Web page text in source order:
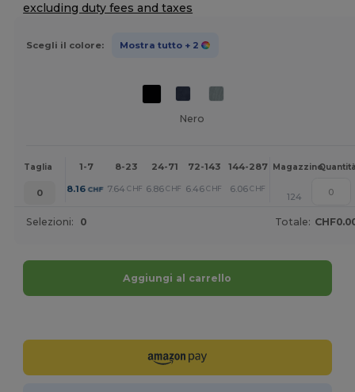
excluding duty fees and taxes
Scegli il colore: Mostra tutto + 2
Nero
Taglia 1-7 8-23 24-71 72-143 144-287 288 + Altri
Magazzino
0 8.16 CHF 7.64 CHF 6.86 CHF 6.46 CHF 6.06 CHF +
124
Selezioni: 0 Totale:
Aggiungi al carrello